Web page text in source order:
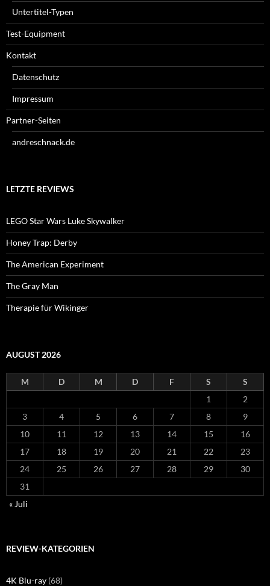
Untertitel-Typen
Test-Equipment
Kontakt
Datenschutz
Impressum
Partner-Seiten
andreschnack.de
LETZTE REVIEWS
LEGO Star Wars Luke Skywalker
Honey Trap: Derby
The American Experiment
The Gray Man
Therapie für Wikinger
AUGUST 2026
M D M D F S
S
1
2
3
4 5 6 7 8
9
10
11 12 13 14 15
16
17
18 19 20 21 22
23
24
25 26 27 28 29
30
31
« Juli
REVIEW-KATEGORIEN
4K Blu-ray (68)